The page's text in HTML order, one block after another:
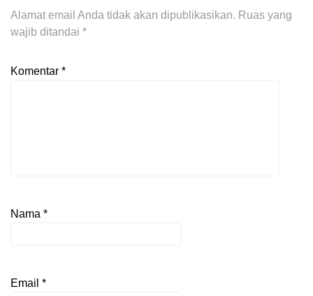
Alamat email Anda tidak akan dipublikasikan. Ruas yang
wajib ditandai *
Komentar *
Nama *
Email *